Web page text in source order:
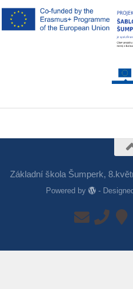
Základní škola Šumperk,
Powered by -